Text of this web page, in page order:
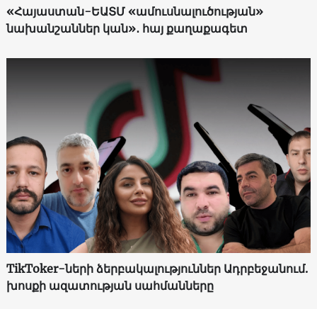
«Հայաստան-ԵԱՏՄ «ամուսնալուծության»
նախանշաններ կան»․ հայ քաղաքագետ
TikToker-ների ձերբակալություններ Ադրբեջանում.
խոսքի ազատության սահմանները